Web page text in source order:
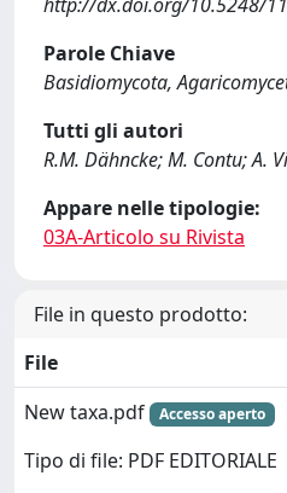
Parole Chiave
Basidiomycota,
Tutti gli autori
R.M. Dähncke; M. Contu; A.
Appare nelle tipologie:
03A-Articolo su Rivista
File in questo prodotto:
File
New taxa.pdf
Accesso aperto
Tipo di file: PDF EDITORIALE